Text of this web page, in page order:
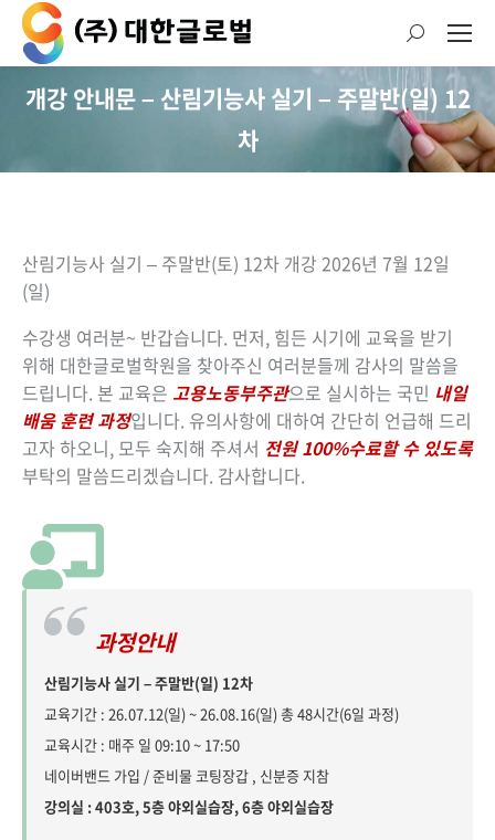
검
색:
개강 안내문 – 산림기능사 실기 – 주말반(일) 12
차
현재 위치:
산림기능사 실기 – 주말반(토) 12차 개강 2026년 7월 12일
(일)
수강생 여러분~ 반갑습니다. 먼저, 힘든 시기에 교육을 받기
위해 대한글로벌학원을 찾아주신 여러분들께 감사의 말씀을
드립니다. 본 교육은 고용노동부주관으로 실시하는 국민 내일
배움 훈련 과정입니다. 유의사항에 대하여 간단히 언급해 드리
고자 하오니, 모두 숙지해 주셔서 전원 100%수료할 수 있도록
부탁의 말씀드리겠습니다. 감사합니다.
과정안내
산림기능사 실기 – 주말반(일) 12차
교육기간 : 26.07.12(일) ~ 26.08.16(일) 총 48시간(6일 과정)
교육시간 : 매주 일 09:10 ~ 17:50
네이버밴드 가입 / 준비물 코팅장갑 , 신분증 지참
강의실 : 403호, 5층 야외실습장, 6층 야외실습장